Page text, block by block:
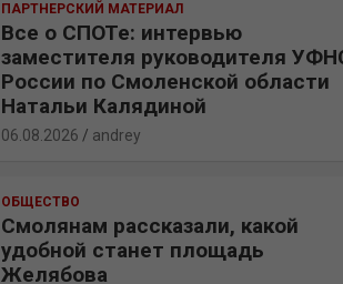
ПАРТНЕРСКИЙ МАТЕРИАЛ
Все о СПОТе: интервью
заместителя руководителя
России по Смоленской области
Натальи Калядиной
06.08.2026 andrey
ОБЩЕСТВО
Смолянам рассказали, какой
удобной станет площадь
Желябова